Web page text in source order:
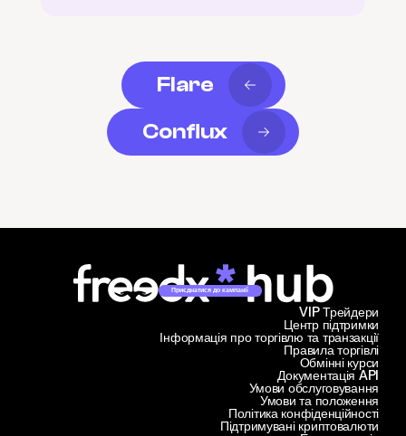
Flare
Conflux
Приєднатися до кампанії
Центр підтримки
Інформація про торгівлю та транзакції
VIP Трейдери
Правила торгівлі
Обмінні курси
Документація API
Умови обслуговування
Умови та положення
Політика конфіденційності
Підтримувані криптовалюти